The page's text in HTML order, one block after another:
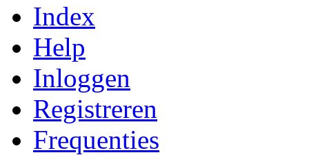
Index
Help
Inloggen
Registreren
Frequenties